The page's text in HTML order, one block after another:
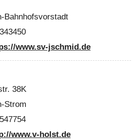
Bahnhofsvorstadt
www.sv-jschmid.de
38K
Strom
www.v-holst.de